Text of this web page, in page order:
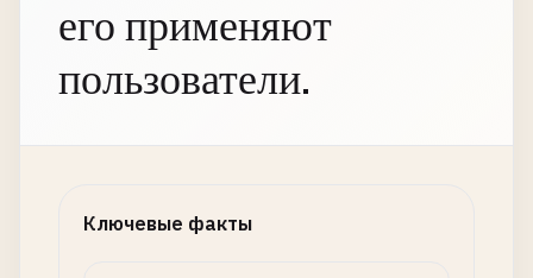
его применяют
пользователи.
Ключевые факты